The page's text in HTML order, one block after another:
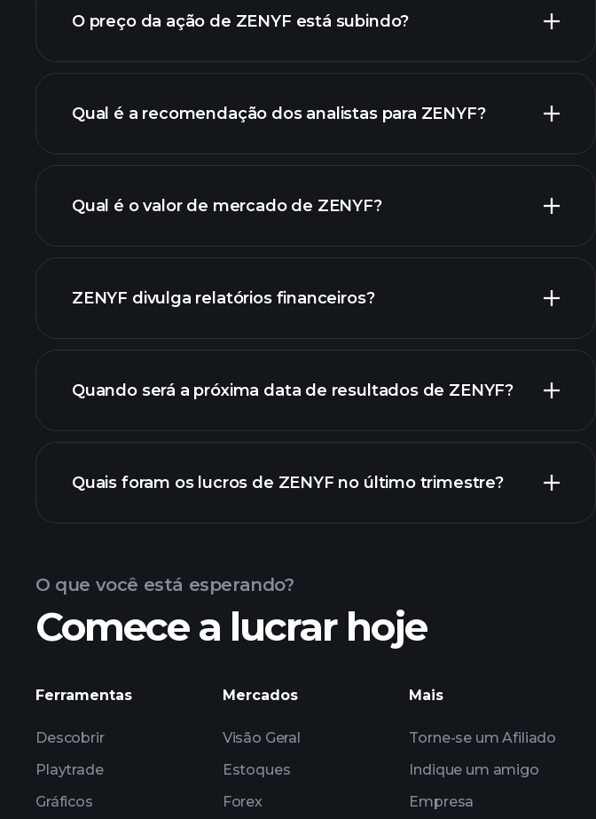
O preço da ação de ZENYF está subindo?
Qual é a recomendação dos analistas para ZENYF?
Qual é o valor de mercado de ZENYF?
nossa lista de ações
ZENYF divulga relatórios financeiros?
finanças de ZENYF
Quando será a próxima data de resultados de ZENYF?
Calendário de
Quais foram os lucros de ZENYF no último trimestre?
lucros de ZENYF
O que você está esperando?
Comece a lucrar hoje
Ferramentas
Descobrir
Playtrade
Gráficos
Mercados
Visão Geral
Estoques
Forex
Mais
Torne-se um Afiliado
Indique um amigo
Empresa